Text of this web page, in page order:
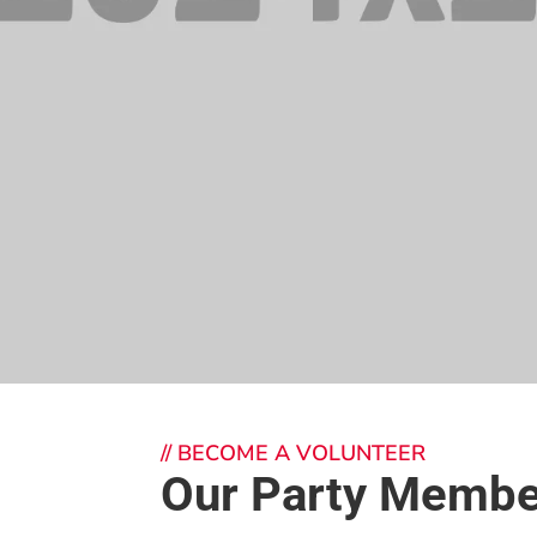
// BECOME A VOLUNTEER
Our Party